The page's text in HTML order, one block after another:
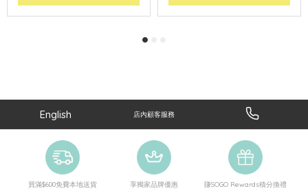
English 店內顧客服務
買滿$600免費本地送貨 享獨家品牌優惠
賺SOGO Rewards積分換禮